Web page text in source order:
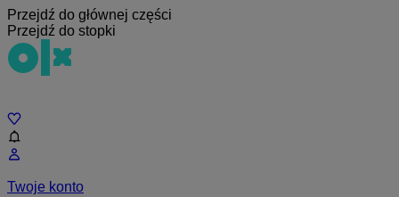
Przejdź do głównej części
Przejdź do stopki
Twoje konto